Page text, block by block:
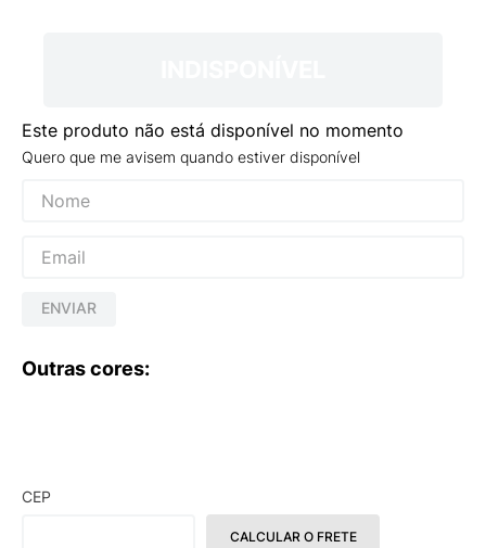
Este produto não está disponível no momento
Quero que me avisem quando estiver disponível
ENVIAR
Outras cores:
CEP
CALCULAR O FRETE